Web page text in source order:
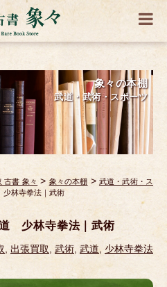
象々の本棚
武道・武術・スポーツ
古書 象々 > 象々の本棚 > 武道・武術・ス
林寺拳法｜武術
少林寺拳法｜武術
, 出張買取, 武術, 武道, 少林寺拳法